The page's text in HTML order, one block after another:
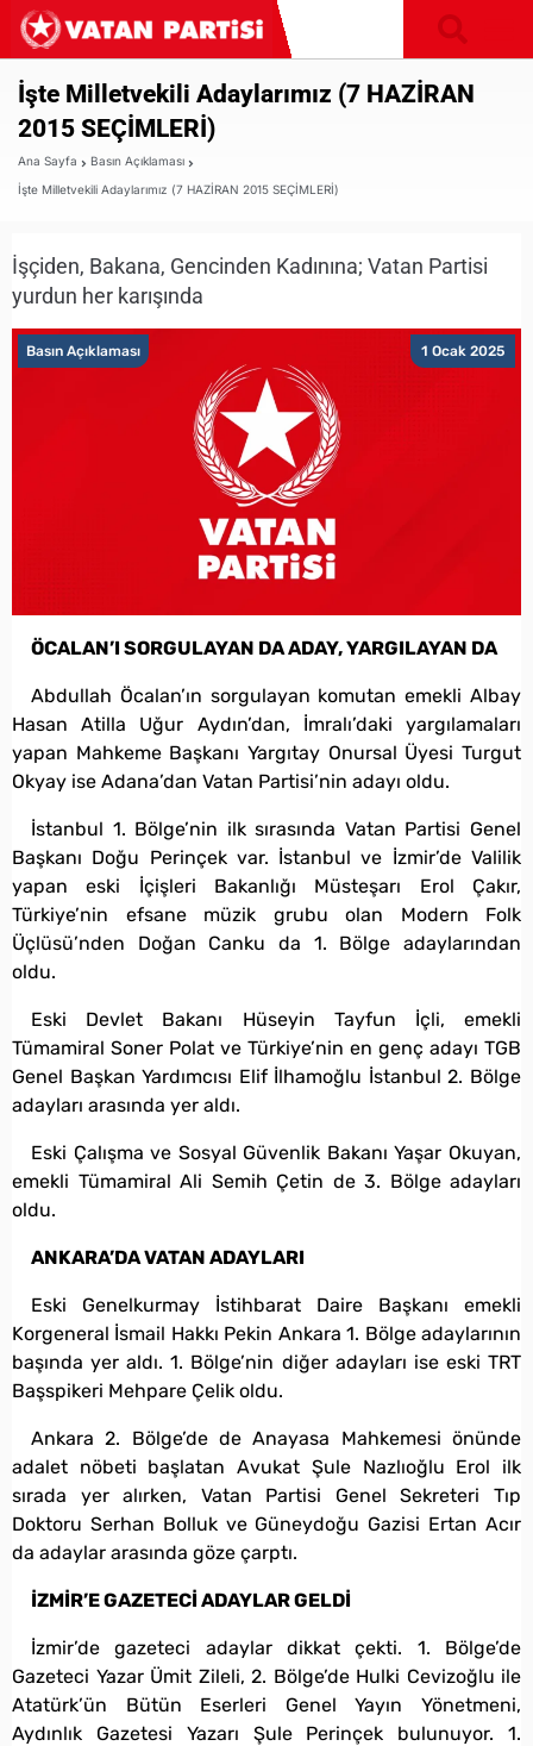
İşte Milletvekili Adaylarımız (7 HAZİRAN
2015 SEÇİMLERİ)
Ana Sayfa
Basın Açıklaması
İşte Milletvekili Adaylarımız (7 HAZİRAN 2015 SEÇİMLERİ)
İşçiden, Bakana, Gencinden Kadınına; Vatan Partisi
yurdun her karışında
1 Ocak 2025
Basın Açıklaması
ÖCALAN’I SORGULAYAN DA ADAY, YARGILAYAN DA
Abdullah Öcalan’ın sorgulayan komutan emekli Albay
Hasan Atilla Uğur Aydın’dan, İmralı’daki yargılamaları
yapan Mahkeme Başkanı Yargıtay Onursal Üyesi Turgut
Okyay ise Adana’dan Vatan Partisi’nin adayı oldu.
İstanbul 1. Bölge’nin ilk sırasında Vatan Partisi Genel
Başkanı Doğu Perinçek var. İstanbul ve İzmir’de Valilik
yapan eski İçişleri Bakanlığı Müsteşarı Erol Çakır,
Türkiye’nin efsane müzik grubu olan Modern Folk
Üçlüsü’nden Doğan Canku da 1. Bölge adaylarından
oldu.
Eski Devlet Bakanı Hüseyin Tayfun İçli, emekli
Tümamiral Soner Polat ve Türkiye’nin en genç adayı TGB
Genel Başkan Yardımcısı Elif İlhamoğlu İstanbul 2. Bölge
adayları arasında yer aldı.
Eski Çalışma ve Sosyal Güvenlik Bakanı Yaşar Okuyan,
emekli Tümamiral Ali Semih Çetin de 3. Bölge adayları
oldu.
ANKARA’DA VATAN ADAYLARI
Eski Genelkurmay İstihbarat Daire Başkanı emekli
Korgeneral İsmail Hakkı Pekin Ankara 1. Bölge adaylarının
başında yer aldı. 1. Bölge’nin diğer adayları ise eski TRT
Başspikeri Mehpare Çelik oldu.
Ankara 2. Bölge’de de Anayasa Mahkemesi önünde
adalet nöbeti başlatan Avukat Şule Nazlıoğlu Erol ilk
sırada yer alırken, Vatan Partisi Genel Sekreteri Tıp
Doktoru Serhan Bolluk ve Güneydoğu Gazisi Ertan Acır
da adaylar arasında göze çarptı.
İZMİR’E GAZETECİ ADAYLAR GELDİ
İzmir’de gazeteci adaylar dikkat çekti. 1. Bölge’de
Gazeteci Yazar Ümit Zileli, 2. Bölge’de Hulki Cevizoğlu ile
Atatürk’ün Bütün Eserleri Genel Yayın Yönetmeni,
Aydınlık Gazetesi Yazarı Şule Perinçek bulunuyor. 1.